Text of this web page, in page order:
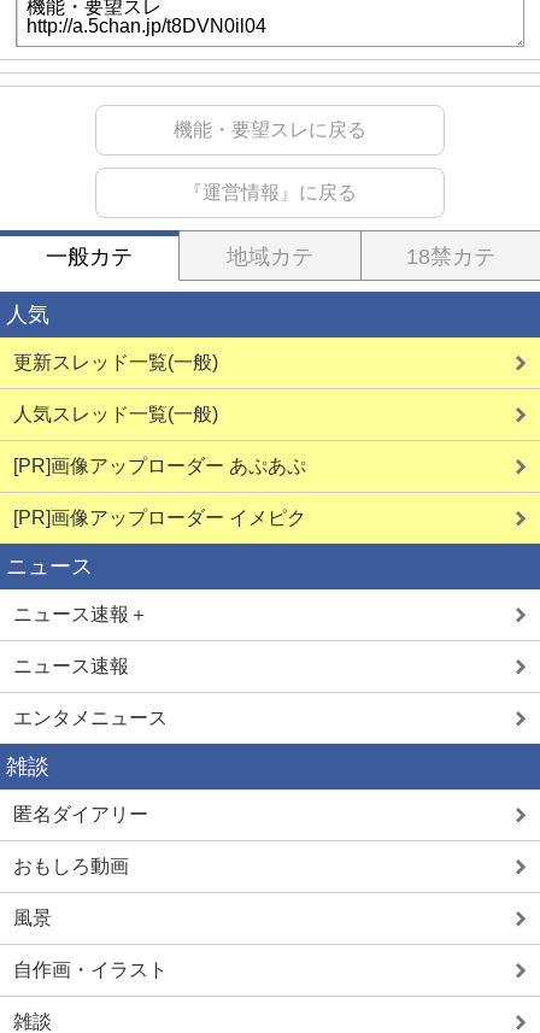
機能・要望スレに戻る
『運営情報』に戻る
一般カテ 地域カテ 18禁カテ
人気
更新スレッド一覧(一般)
人気スレッド一覧(一般)
[PR]画像アップローダー あぷあぷ
[PR]画像アップローダー イメピク
ニュース
ニュース速報＋
ニュース速報
エンタメニュース
雑談
匿名ダイアリー
おもしろ動画
風景
自作画・イラスト
雑談